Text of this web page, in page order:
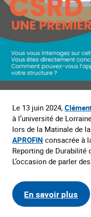
Le 13 juin 2024,
à l’université de
lors de la Matinale de la
APROFIN consacrée à
Reporting de Durabilité
L’occasion de parler
En savoir plus